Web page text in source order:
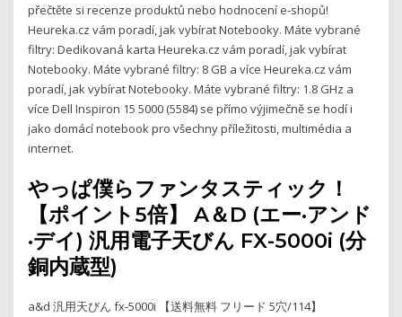
přečtěte si recenze produktů nebo hodnocení e-shopů!
Heureka.cz vám poradí, jak vybírat Notebooky. Máte vybrané
filtry: Dedikovaná karta Heureka.cz vám poradí, jak vybírat
Notebooky. Máte vybrané filtry: 8 GB a více Heureka.cz vám
poradí, jak vybírat Notebooky. Máte vybrané filtry: 1.8 GHz a
více Dell Inspiron 15 5000 (5584) se přímo výjimečně se hodí i
jako domácí notebook pro všechny příležitosti, multimédia a
internet.
やっぱ僕らファンタスティック！
【ポイント5倍】 A＆D (エー·アンド
·デイ) 汎用電子天びん FX-5000i (分
銅内蔵型)
a&d 汎用天びん fx-5000i 【送料無料 フリード 5穴/114】